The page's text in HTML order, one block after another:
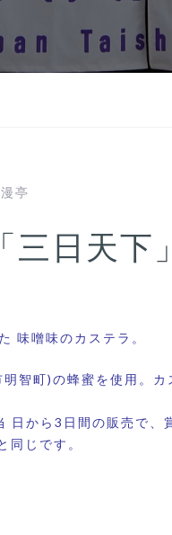
亭
三日天下
味噌味のカステラ。
智町)の蜂蜜を使用。カ
日から3日間の販売で、
同じです。